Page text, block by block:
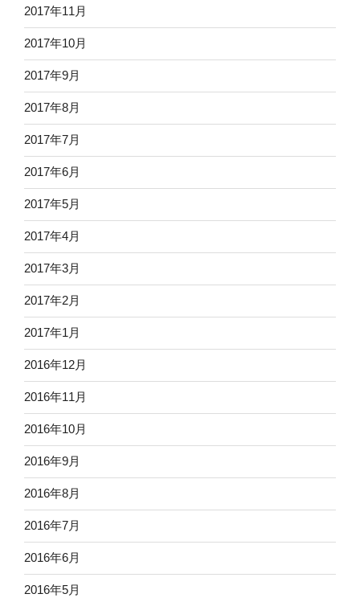
2017年11月
2017年10月
2017年9月
2017年8月
2017年7月
2017年6月
2017年5月
2017年4月
2017年3月
2017年2月
2017年1月
2016年12月
2016年11月
2016年10月
2016年9月
2016年8月
2016年7月
2016年6月
2016年5月